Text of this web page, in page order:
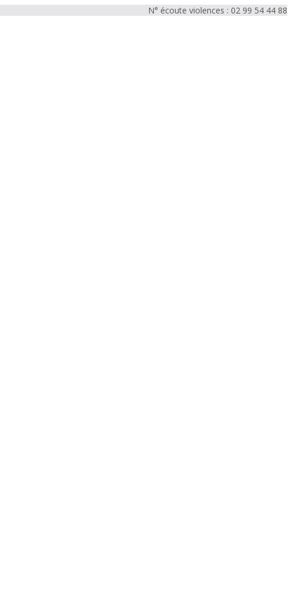
N° écoute violences : 02 99 54 44 88